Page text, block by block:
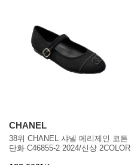
CHANEL
38위 CHANEL 샤넬 메리제인 코튼
단화 C46855-2 2024/신상 2COLOR